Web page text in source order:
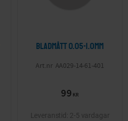
Bladmått 0.05-1.0mm
AA029-14-61-401
99 KR
2-5 vardagar